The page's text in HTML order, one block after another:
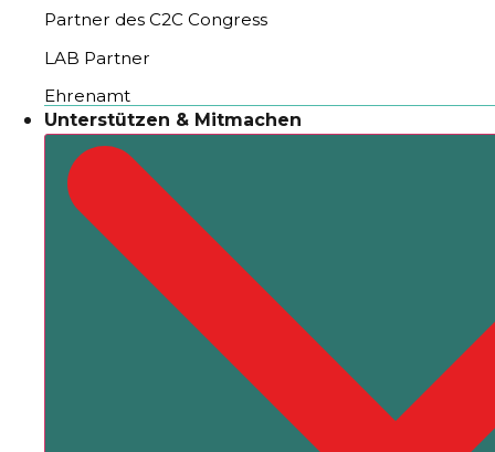
Partner des C2C Congress
LAB Partner
Ehrenamt
Unterstützen & Mitmachen